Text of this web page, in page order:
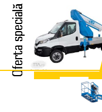
Oferta specială
Oferta specială
Oferta specială